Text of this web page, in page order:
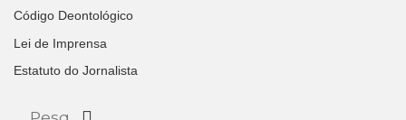
Código Deontológico
Lei de Imprensa
Estatuto do Jornalista